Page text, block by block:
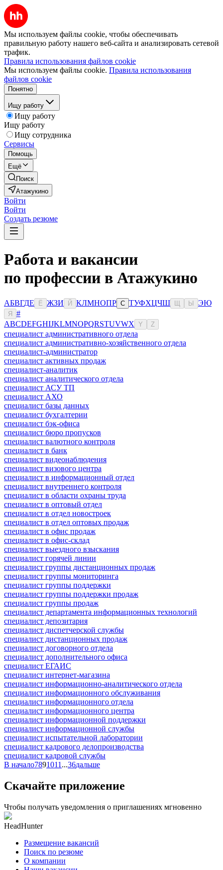
Мы используем файлы cookie, чтобы обеспечивать
правильную работу нашего веб-сайта и анализировать сетевой
трафик.
Правила использования файлов cookie
Мы используем файлы cookie. Правила использования
файлов cookie
Понятно
Ищу работу
Ищу работу
Ищу работу
Ищу сотрудника
Сервисы
Помощь
Ещё
Поиск
Атажукино
Войти
Войти
Создать резюме
Работа и вакансии
по профессии в Атажукино
АБВГДЕ Ё ЖЗИ Й КЛМНОПР С ТУФХЦЧШ Ы ЭЮ
Я
#
ABCDEFGHIJKLMNOPQRSTUVWX Y Z
специалист административного отдела
специалист административно-хозяйственного отдела
специалист-администратор
специалист активных продаж
специалист-аналитик
специалист аналитического отдела
специалист АСУ ТП
специалист АХО
специалист базы данных
специалист бухгалтерии
специалист бэк-офиса
специалист бюро пропусков
специалист валютного контроля
специалист в банк
специалист видеонаблюдения
специалист визового центра
специалист в информационный отдел
специалист внутреннего контроля
специалист в области охраны труда
специалист в оптовый отдел
специалист в отдел новостроек
специалист в отдел оптовых продаж
специалист в офис продаж
специалист в офис-склад
специалист выездного взыскания
специалист горячей линии
специалист группы дистанционных продаж
специалист группы мониторинга
специалист группы поддержки
специалист группы поддержки продаж
специалист группы продаж
специалист департамента информационных технологий
специалист депозитария
специалист диспетчерской службы
специалист дистанционных продаж
специалист договорного отдела
специалист дополнительного офиса
специалист ЕГАИС
специалист интернет-магазина
специалист информационно-аналитического отдела
специалист информационного обслуживания
специалист информационного отдела
специалист информационного центра
специалист информационной поддержки
специалист информационной службы
специалист испытательной лаборатории
специалист кадрового делопроизводства
специалист кадровой службы
В начало7891011 ...36дальше
Скачайте приложение
Чтобы получать уведомления о приглашениях мгновенно
HeadHunter
Размещение вакансий
Поиск по резюме
О компании